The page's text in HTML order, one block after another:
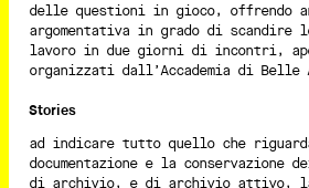
delle questioni in gioco, offrendo
argomentativa in grado di scandire
lavoro in due giorni di incontri,
organizzati dall’Accademia di
Stories
ad indicare tutto quello che
documentazione e la conservazione
di archivio, e di archivio attivo,